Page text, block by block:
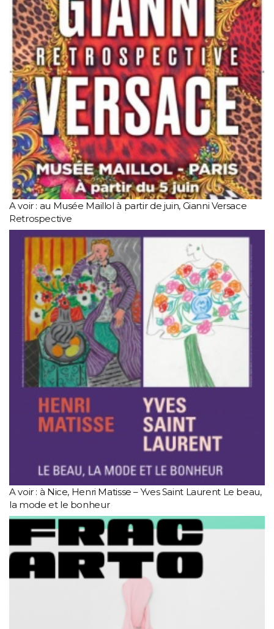
A voir : au Musée Maillol à partir de juin, Gianni Versace
Retrospective
A voir : à Nice, Henri Matisse – Yves Saint Laurent Le beau,
la mode et le bonheur